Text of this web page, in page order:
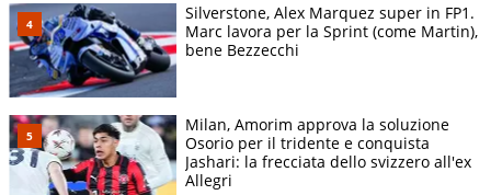
Silverstone, Alex Marquez super in FP1.
Marc lavora per la Sprint (come Martin),
bene Bezzecchi
Milan, Amorim approva la soluzione
Osorio per il tridente e conquista
Jashari: la frecciata dello svizzero all'ex
Allegri